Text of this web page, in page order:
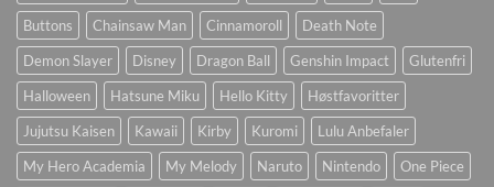
Buttons
Chainsaw Man Cinnamoroll
Death Note
Demon Slayer
Disney Dragon Ball Genshin Impact
Glutenfri
Halloween
Hatsune Miku Hello Kitty
Høstfavoritter
Jujutsu Kaisen
Kawaii Kirby Kuromi
Lulu Anbefaler
My Hero Academia
My Melody Naruto Nintendo
One Piece